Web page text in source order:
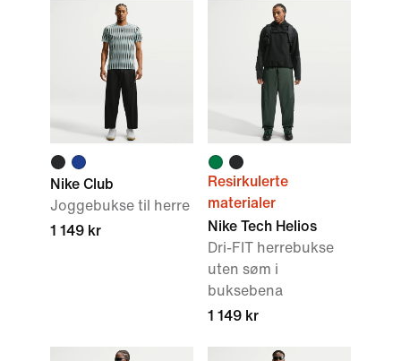
Nike Club
Joggebukse til herre
1 149 kr
Resirkulerte
materialer
Nike Tech Helios
Dri-FIT herrebukse
uten søm i
buksebena
1 149 kr